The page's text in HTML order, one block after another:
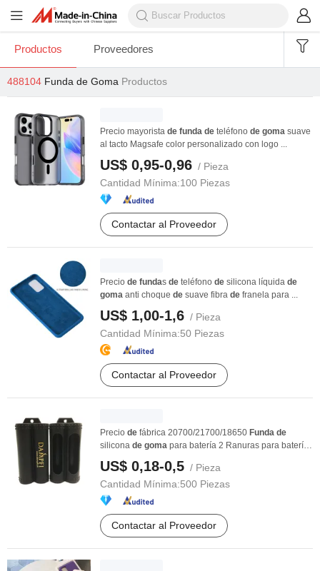
Productos Proveedores
488104 Funda de Goma Productos
Precio mayorista de funda de teléfono de goma suave
al tacto Magsafe color personalizado con logo ...
US$ 0,95-0,96 / Pieza
Cantidad Mínima:100 Piezas
Contactar al Proveedor
Precio de fundas de teléfono de silicona líquida de
goma anti choque de suave fibra de franela para ...
US$ 1,00-1,6 / Pieza
Cantidad Mínima:50 Piezas
Contactar al Proveedor
Precio de fábrica 20700/21700/18650 Funda de
silicona de goma para batería 2 Ranuras para batería
US$ 0,18-0,5 / Pieza
Cantidad Mínima:500 Piezas
Contactar al Proveedor